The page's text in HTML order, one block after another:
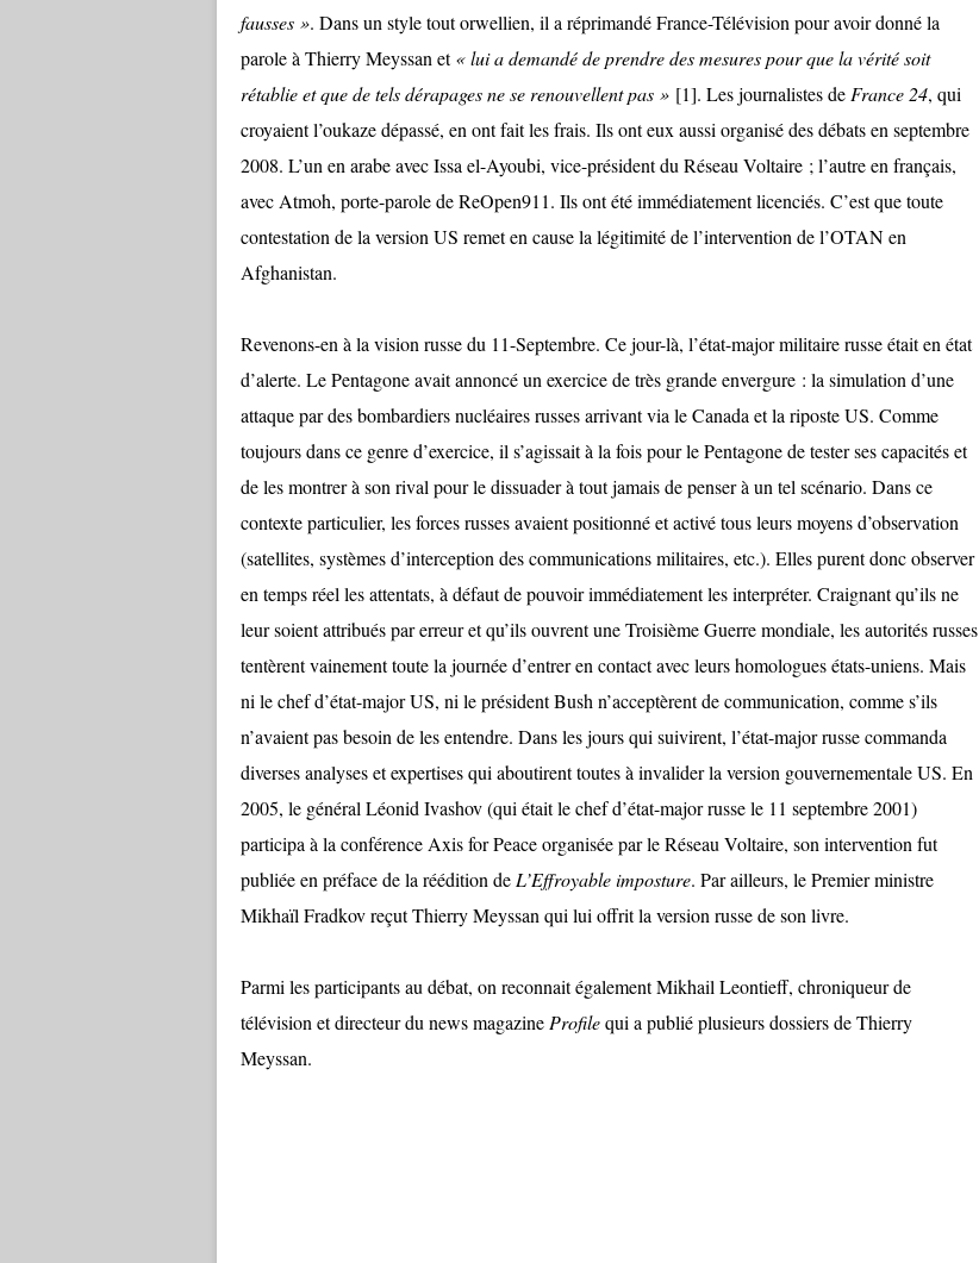
fausses ». Dans un style tout orwellien, il a réprimandé France-Télévision pour avoir donné la
parole à Thierry Meyssan et« lui a demandé de prendre des mesures pour que la vérité soit
rétablie et que de tels dérapages ne se renouvellent pas » [1]. Les journalistes de France 24, qui
croyaient l’oukaze dépassé, en ont fait les frais. Ils ont eux aussi organisé des débats en septembre
2008. L’un en arabe avec Issa el-Ayoubi, vice-président du Réseau Voltaire ; l’autre en français,
avec Atmoh, porte-parole de ReOpen911. Ils ont été immédiatement licenciés. C’est que toute
contestation de la version US remet en cause la légitimité de l’intervention de l’OTAN en
Afghanistan.
Revenons-en à la vision russe du 11-Septembre. Ce jour-là, l’état-major militaire russe était en état
d’alerte. Le Pentagone avait annoncé un exercice de très grande envergure : la simulation d’une
attaque par des bombardiers nucléaires russes arrivant via le Canada et la riposte US. Comme
toujours dans ce genre d’exercice, il s’agissait à la fois pour le Pentagone de tester ses capacités et
de les montrer à son rival pour le dissuader à tout jamais de penser à un tel scénario. Dans ce
contexte particulier, les forces russes avaient positionné et activé tous leurs moyens d’observation
(satellites, systèmes d’interception des communications militaires, etc.). Elles purent donc observer
en temps réel les attentats, à défaut de pouvoir immédiatement les interpréter. Craignant qu’ils ne
leur soient attribués par erreur et qu’ils ouvrent une Troisième Guerre mondiale, les autorités russes
tentèrent vainement toute la journée d’entrer en contact avec leurs homologues états-uniens. Mais
ni le chef d’état-major US, ni le président Bush n’acceptèrent de communication, comme s’ils
n’avaient pas besoin de les entendre. Dans les jours qui suivirent, l’état-major russe commanda
diverses analyses et expertises qui aboutirent toutes à invalider la version gouvernementale US. En
2005, le général Léonid Ivashov (qui était le chef d’état-major russe le 11 septembre 2001)
participa à la conférence Axis for Peaceorganisée par le Réseau Voltaire, son intervention fut
publiée en préface de la réédition de L’Effroyable imposture. Par ailleurs, le Premier ministre
Mikhaïl Fradkov reçut Thierry Meyssan qui lui offrit la version russe de son livre.
Parmi les participants au débat, on reconnait également Mikhail Leontieff, chroniqueur de
télévision et directeur du news magazine Profilequi a publiéplusieurs dossiers de Thierry
Meyssan.